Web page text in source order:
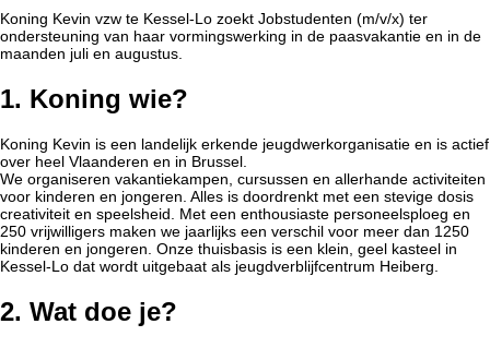
Koning Kevin vzw te Kessel-Lo zoekt Jobstudenten (m/v/x) ter
ondersteuning van haar vormingswerking in de paasvakantie en in de
maanden juli en augustus.
1. Koning wie?
Koning Kevin is een landelijk erkende jeugdwerkorganisatie en is actief
over heel Vlaanderen en in Brussel.
We organiseren vakantiekampen, cursussen en allerhande activiteiten
voor kinderen en jongeren. Alles is doordrenkt met een stevige dosis
creativiteit en speelsheid. Met een enthousiaste personeelsploeg en
250 vrijwilligers maken we jaarlijks een verschil voor meer dan 1250
kinderen en jongeren. Onze thuisbasis is een klein, geel kasteel in
Kessel-Lo dat wordt uitgebaat als jeugdverblijfcentrum Heiberg.
2. Wat doe je?